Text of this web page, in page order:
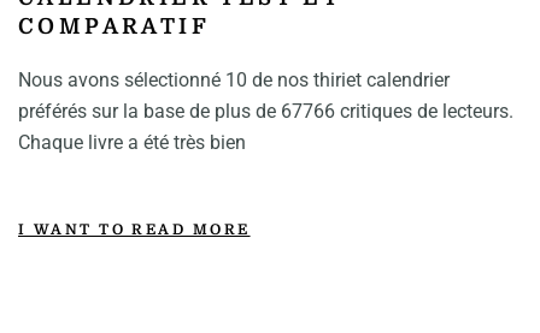
COMPARATIF
Nous avons sélectionné 10 de nos thiriet calendrier
préférés sur la base de plus de 67766 critiques de lecteurs.
Chaque livre a été très bien
I WANT TO READ MORE